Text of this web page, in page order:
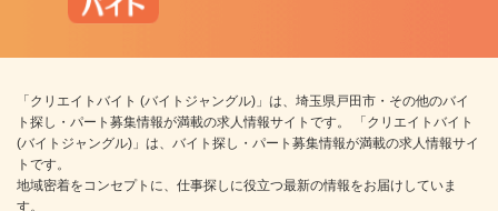
「クリエイトバイト (バイトジャングル)」は、埼玉県戸田市・その他のバイ
ト探し・パート募集情報が満載の求人情報サイトです。 「クリエイトバイト
(バイトジャングル)」は、バイト探し・パート募集情報が満載の求人情報サイ
トです。
地域密着をコンセプトに、仕事探しに役立つ最新の情報をお届けしていま
す。